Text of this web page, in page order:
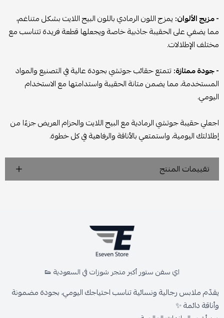
- مزيج الألوان: يمزج اللون الرمادي باللون البيج اللايت بشكل متناغم،
مما يضفي على الحقيبة جاذبية خاصة ويجعلها قطعة فريدة تتناسب مع
مختلف الإطلالات.
- جودة ممتازة:تتمتع حقائب جوتشي بجودة عالية في التصنيع والمواد
المستخدمة، مما يضمن متانة الحقيبة واستدامتها مع الاستخدام
اليومي.
اجعلي حقيبة جوتشي الرمادية مع البيج اللايت والحزام العريض جزءًا من
إطلالتك اليومية، واستمتعي بالأناقة والرفاهية في كل خطوة.
تقييمات المنتج
اي سفن ستور أكبر متجر شوزات في السعودية 👟
يقدّم ملابس رجالية ونسائية تناسب احتياجك اليومي، بجودة مضمونة
وأناقة دائمة ✨